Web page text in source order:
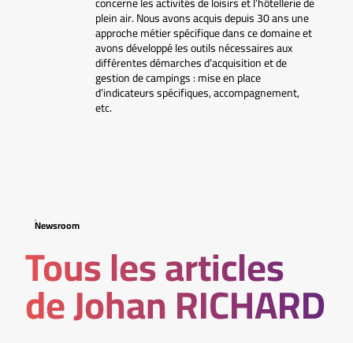
plein air. Nous avons acquis depuis 30 ans une
approche métier spécifique dans ce domaine et
avons développé les outils nécessaires aux
différentes démarches d’acquisition et de
gestion de campings : mise en place
d’indicateurs spécifiques, accompagnement,
etc.
Newsroom
Tous les articles
de Johan RICHARD